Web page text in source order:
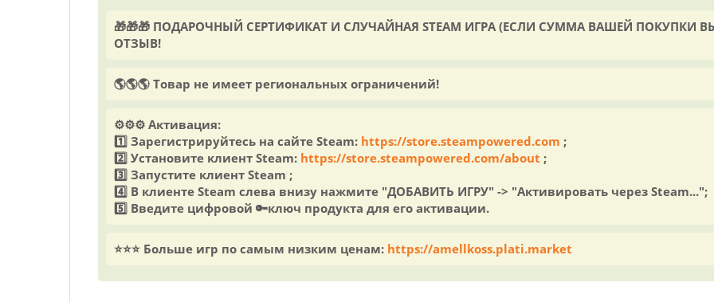
🎁🎁🎁 ПОДАРОЧНЫЙ СЕРТИФИКАТ И СЛУЧАЙНАЯ STEAM ИГРА (ЕСЛИ СУММА ВАШЕЙ ПОКУПКИ
ОТЗЫВ!
🌎🌎🌎 Товар не имеет региональных ограничений!
⚙️⚙️⚙️ Активация:
1️⃣ Зарегистрируйтесь на сайте Steam: https://store.steampowered.com ;
2️⃣ Установите клиент Steam: https://store.steampowered.com/about ;
3️⃣ Запустите клиент Steam ;
4️⃣ В клиенте Steam слева внизу нажмите "ДОБАВИТЬ ИГРУ" -> "Активировать через Steam...";
5️⃣ Введите цифровой 🔑ключ продукта для его активации.
⭐⭐⭐ Больше игр по самым низким ценам: https://amellkoss.plati.market